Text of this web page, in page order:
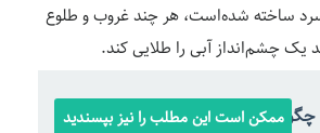
ساخته شده‌است، هر چند غروب و طلوع
یک چشم‌انداز آبی را طلایی کند.
چگونه از سه‌پایه استفاده کنیم
ممکن است این مطلب را نیز بپسندید